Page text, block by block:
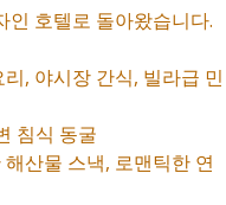
호텔로 돌아왔습니다.
, 야시장 간식, 빌라급 민
침식 동굴
산물 스낵, 로맨틱한 연